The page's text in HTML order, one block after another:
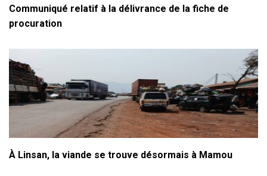
Communiqué relatif à la délivrance de la fiche de
procuration
À Linsan, la viande se trouve désormais à Mamou